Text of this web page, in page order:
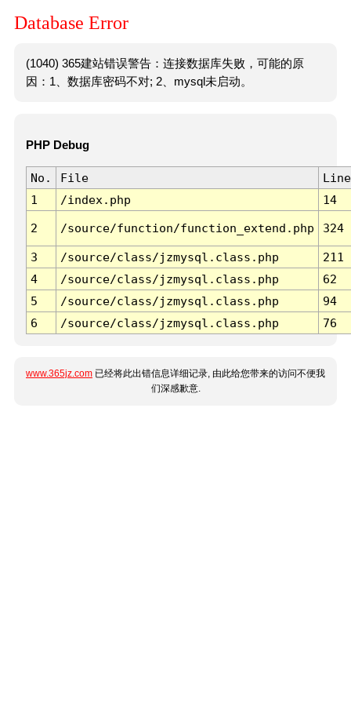
Database Error
(1040) 365建站错误警告：连接数据库失败，可能的原
因：1、数据库密码不对; 2、mysql未启动。
PHP Debug
No. File
Line
1
/index.php 14
2 /source/function/function_extend.php 324
3 /source/class/jzmysql.class.php
211
4
/source/class/jzmysql.class.php
62
5
/source/class/jzmysql.class.php
94
6
/source/class/jzmysql.class.php 76
www.365jz.com 已经将此出错信息详细记录, 由此给您带来的访问不便我
们深感歉意.